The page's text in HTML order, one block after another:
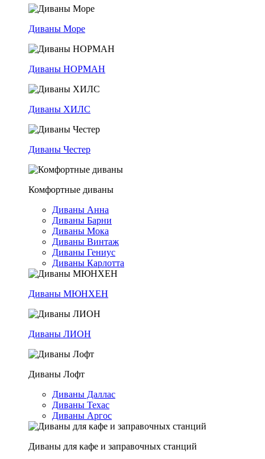
Диваны Море
Диваны НОРМАН
Диваны ХИЛС
Диваны Честер
Комфортные диваны
Диваны Анна
Диваны Барни
Диваны Мока
Диваны Винтаж
Диваны Гениус
Диваны Карлотта
Диваны МЮНХЕН
Диваны ЛИОН
Диваны Лофт
Диваны Даллас
Диваны Техас
Диваны Аргос
Диваны для кафе и заправочных станций